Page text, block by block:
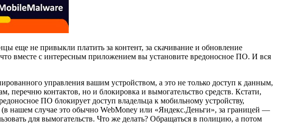
еще не привыкли платить за контент, за скачивание и обновление
вместе с интересным приложением вы установите вредоносное ПО. И вся
управления вашим устройством, а это не только доступ к данным,
перечню контактов, но и блокировка и вымогательство средств. Кстати,
ПО блокирует доступ владельца к мобильному устройству,
(в нашем случае это обычно WebMoney или «Яндекс.Деньги», за границей —
для вымогательств. Что же делать? Обращаться в полицию, а потом